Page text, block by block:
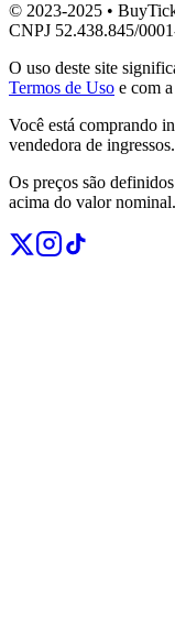
© 2023-2025 •
CNPJ 52.438.845/
O uso deste site
Termos de Uso e com a
Você está comprando
vendedora de ingressos.
Os preços são
acima do valor nominal.